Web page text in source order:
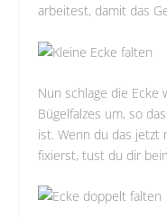
arbeitest, damit das
Nun schlage die Ecke
Bügelfalzes um, so
ist. Wenn du das jetzt
fixierst, tust du dir